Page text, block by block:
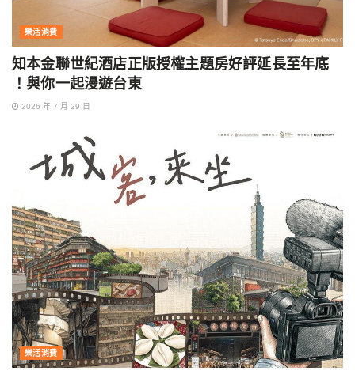
樂活消費
知本金聯世紀酒店正版授權主題房好評延長至年底
！與你一起漫遊台東
2026 年 7 月 29 日
樂活消費